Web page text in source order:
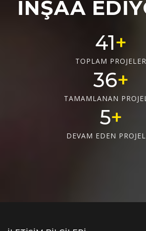
İNŞAA
55
TOPLAM PROJELER
48
TAMAMLANAN
6
DEVAM EDEN